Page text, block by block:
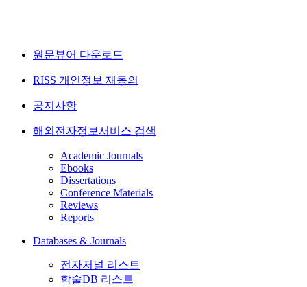
원문뷰어 다운로드
RISS 개인정보 재동의
공지사항
해외전자정보서비스 검색
Academic Journals
Ebooks
Dissertations
Conference Materials
Reviews
Reports
Databases & Journals
전자저널 리스트
학술DB 리스트